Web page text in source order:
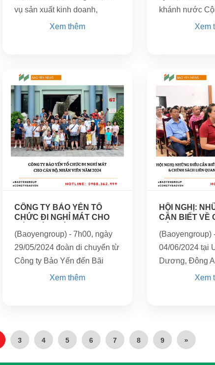
vụ sản xuất kinh doanh,
phòng TC-HC đề xuất khẩu
Xem thêm
khánh nước
chủ nghĩa Việt
Xem
11
06/2024
CÔNG TY BẢO YẾN TỔ
CHỨC ĐI NGHỈ MÁT CHO
(Baoyengroup) - 7h00, ngày
29/05/2024 đoàn di chuyển từ
Công ty Bảo Yến đến Bãi
biển Sầm Sơn, Thanh Hóa.
Xem thêm
06/
HỘI NGHỊ:
CẦN BIẾT VỀ
(Baoyengroup)
04/06/2024 tại
Dương, Đông
Xem
3 4 5 6 7 8 9 »